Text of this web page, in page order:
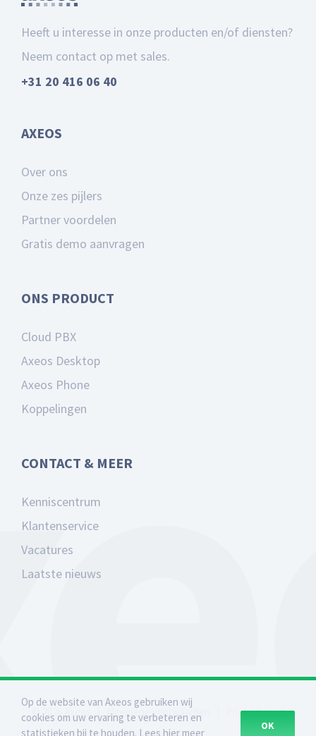
Heeft u interesse in onze producten en/of diensten?
Neem contact op met sales.
+31 20 416 06 40
AXEOS
Over ons
Onze zes pijlers
Partner voordelen
Gratis demo aanvragen
ONS PRODUCT
Cloud PBX
Axeos Desktop
Axeos Phone
Koppelingen
CONTACT & MEER
Kenniscentrum
Klantenservice
Vacatures
Laatste nieuws
© 2026 Algemene voorwaarden Privacybeleid
Op de website van Axeos gebruiken wij
cookies om uw ervaring te verbeteren en
statistieken bij te houden. Lees hier meer
OK